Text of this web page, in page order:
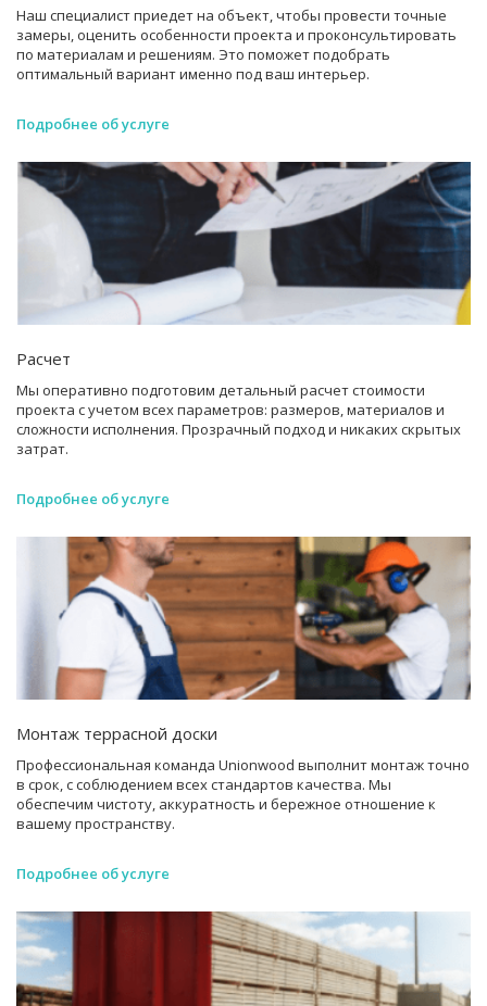
Наш специалист приедет на объект, чтобы провести точные
замеры, оценить особенности проекта и проконсультировать
по материалам и решениям. Это поможет подобрать
оптимальный вариант именно под ваш интерьер.
Подробнее об услуге
Расчет
Мы оперативно подготовим детальный расчет стоимости
проекта с учетом всех параметров: размеров, материалов и
сложности исполнения. Прозрачный подход и никаких скрытых
затрат.
Подробнее об услуге
Монтаж террасной доски
Профессиональная команда Unionwood выполнит монтаж точно
в срок, с соблюдением всех стандартов качества. Мы
обеспечим чистоту, аккуратность и бережное отношение к
вашему пространству.
Подробнее об услуге